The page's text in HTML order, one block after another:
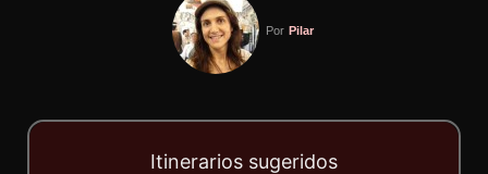
Por Pilar
Itinerarios sugeridos